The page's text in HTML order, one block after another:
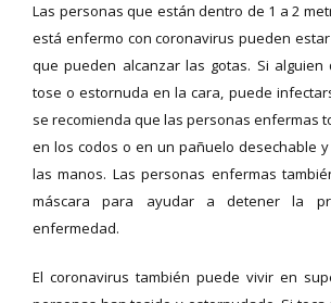
Las personas que están dentro de 1 a 2
está enfermo con coronavirus pueden
que pueden alcanzar las gotas. Si
tose o estornuda en la cara, puede
se recomienda que las personas enfermas
en los codos o en un pañuelo desechable
las manos. Las personas enfermas
máscara para ayudar a detener la
enfermedad.
El coronavirus también puede vivir en